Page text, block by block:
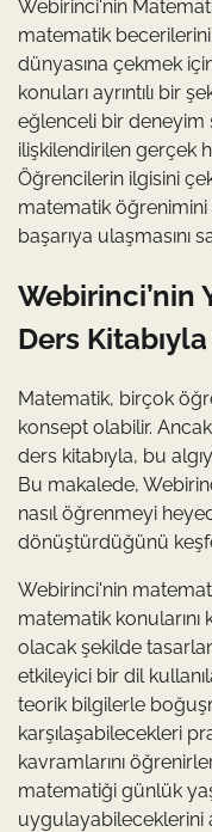
Webirinci'nin
matematik
dünyasına çekmek
konuları ayrıntılı bir
eğlenceli bir
ilişkilendirilen gerçek
Öğrencilerin ilgisini
matematik
başarıya ulaşmasını
Webirinci’nin
Ders
Matematik, birçok
konsept olabilir.
ders kitabıyla, bu
Bu makalede,
nasıl öğrenmeyi
dönüştürdüğünü
Webirinci'nin
matematik konularını
olacak şekilde
etkileyici bir dil
teorik bilgilerle
karşılaşabilecekleri
kavramlarını
matematiği günlük
uygulayabileceklerini